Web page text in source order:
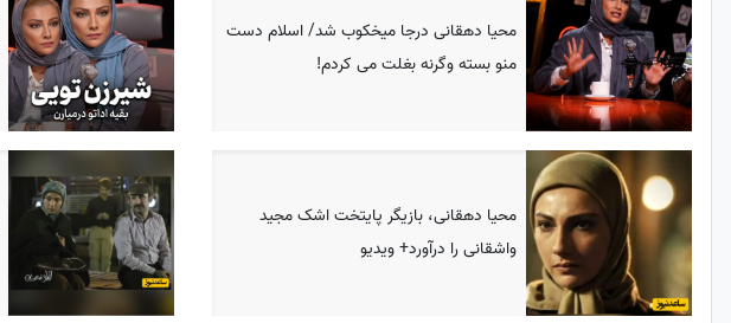
محیا دهقانی درجا میخکوب شد/ اسلام دست
منو بسته وگرنه بغلت می کردم!
محیا دهقانی، بازیگر پایتخت اشک مجید
واشقانی را درآورد+ ویدیو